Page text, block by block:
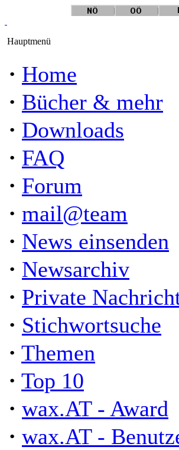
Hauptmenü
· Home
· Bücher & mehr
· Downloads
· FAQ
· Forum
· mail@team
· News einsenden
· Newsarchiv
· Private
· Stichwortsuche
· Themen
· Top 10
· wax.AT - Award
· wax.AT -